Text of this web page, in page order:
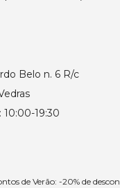
Belo n. 6 R/c
10:00-19:30
de Verão: -20% de